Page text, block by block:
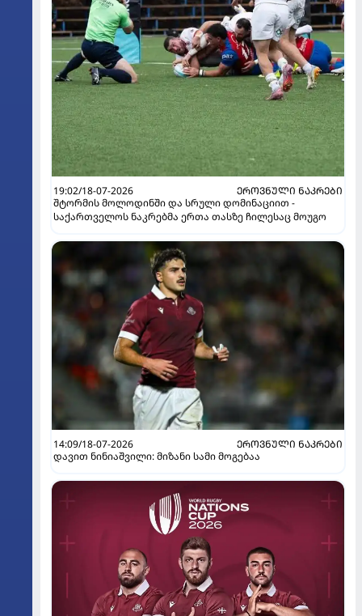
19:02/18-07-2026
ᲔᲠᲝᲕᲜᲣᲚᲘ ᲜᲐᲙᲠᲔᲑᲘ
შტორმის მოლოდინში და სრული დომინაციით -
საქართველოს ნაკრებმა ერთა თასზე ჩილესაც მოუგო
14:09/18-07-2026
ᲔᲠᲝᲕᲜᲣᲚᲘ ᲜᲐᲙᲠᲔᲑᲘ
დავით ნინიაშვილი: მიზანი სამი მოგებაა